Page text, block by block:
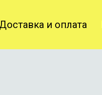
Доставка и оплата